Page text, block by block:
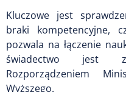
Kluczowe jest
braki kompetencyjne,
pozwala na łączenie
świadectwo jest
Rozporządzeniem
Wyższego.